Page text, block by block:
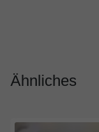
Ähnliches